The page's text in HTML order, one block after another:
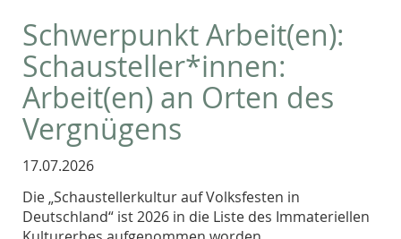
Schwerpunkt Arbeit(en):
Schausteller*innen:
Arbeit(en) an Orten des
Vergnügens
17.07.2026
Die „Schaustellerkultur auf Volksfesten in
Deutschland“ ist 2026 in die Liste des Immateriellen